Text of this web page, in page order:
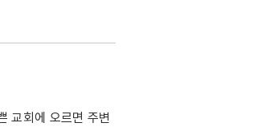
교회에 오르면 주변